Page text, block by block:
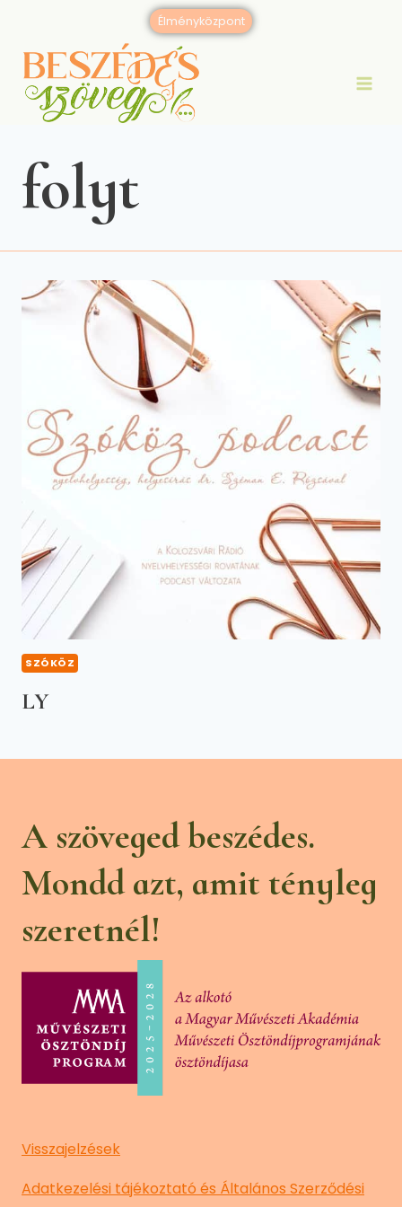
content
Élményközpont
folyt
SZÓKÖZ
LY
A szöveged beszédes.
Mondd azt, amit tényleg
szeretnél!
Visszajelzések
Adatkezelési tájékoztató és Általános Szerződési